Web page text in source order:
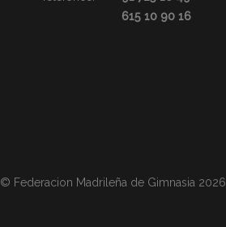
615 10 90 16
© Federacion Madrileña de Gimnasia 2026